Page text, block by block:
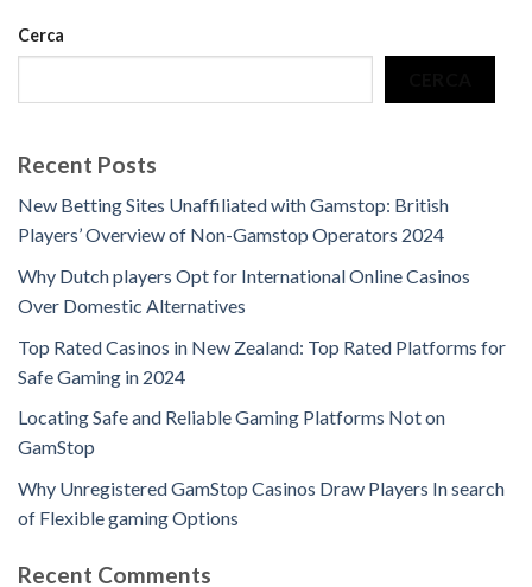
Cerca
Recent Posts
New Betting Sites Unaffiliated with Gamstop: British
Players’ Overview of Non-Gamstop Operators 2024
Why Dutch players Opt for International Online Casinos
Over Domestic Alternatives
Top Rated Casinos in New Zealand: Top Rated Platforms for
Safe Gaming in 2024
Locating Safe and Reliable Gaming Platforms Not on
GamStop
Why Unregistered GamStop Casinos Draw Players In search
of Flexible gaming Options
Recent Comments